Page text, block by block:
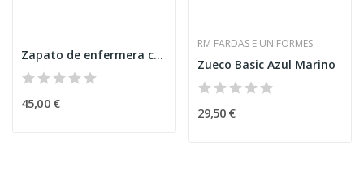
Zapato de enfermera con agujeros
45,00 €
RM FARDAS E UNIFORMES
Zueco Basic Azul Marino
29,50 €